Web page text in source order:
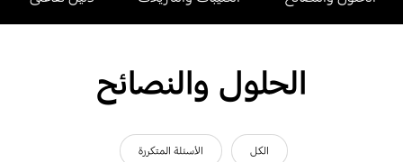
الحلول والنصائح
الكل الأسئلة المتكررة